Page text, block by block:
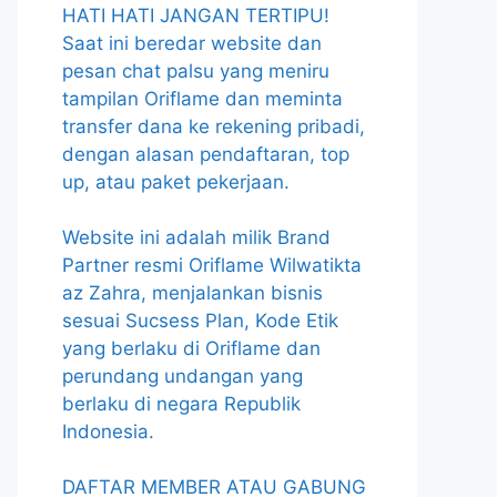
HATI HATI JANGAN TERTIPU!
Saat ini beredar website dan
pesan chat palsu yang meniru
tampilan Oriflame dan meminta
transfer dana ke rekening pribadi,
dengan alasan pendaftaran, top
up, atau paket pekerjaan.
Website ini adalah milik Brand
Partner resmi Oriflame Wilwatikta
az Zahra, menjalankan bisnis
sesuai Sucsess Plan, Kode Etik
yang berlaku di Oriflame dan
perundang undangan yang
berlaku di negara Republik
Indonesia.
DAFTAR MEMBER ATAU GABUNG